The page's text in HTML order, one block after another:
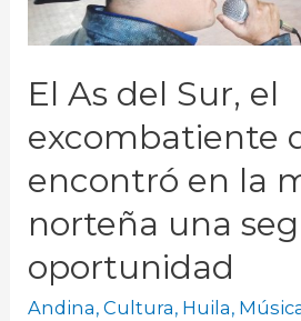
El As del Sur, el
excombatiente
encontró en la
norteña una
oportunidad
Andina,Cultura, Huila,